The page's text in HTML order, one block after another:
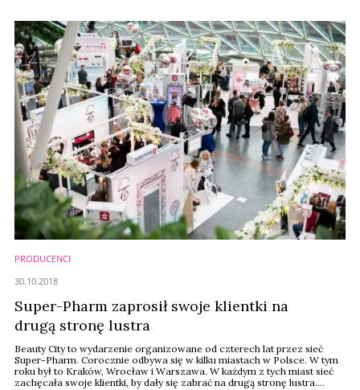
PRODUCENCI
Super-Pharm zaprosił swoje klientki na
drugą stronę lustra
Beauty City to wydarzenie organizowane od czterech lat przez sieć
Super-Pharm. Corocznie odbywa się w kilku miastach w Polsce. W tym
roku był to Kraków, Wrocław i Warszawa. W każdym z tych miast sieć
zachęcała swoje klientki, by dały się zabrać na drugą stronę lustra.
30.10.2018